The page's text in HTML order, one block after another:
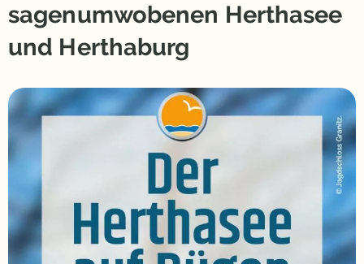
sagenumwobenen Herthasee
und Herthaburg